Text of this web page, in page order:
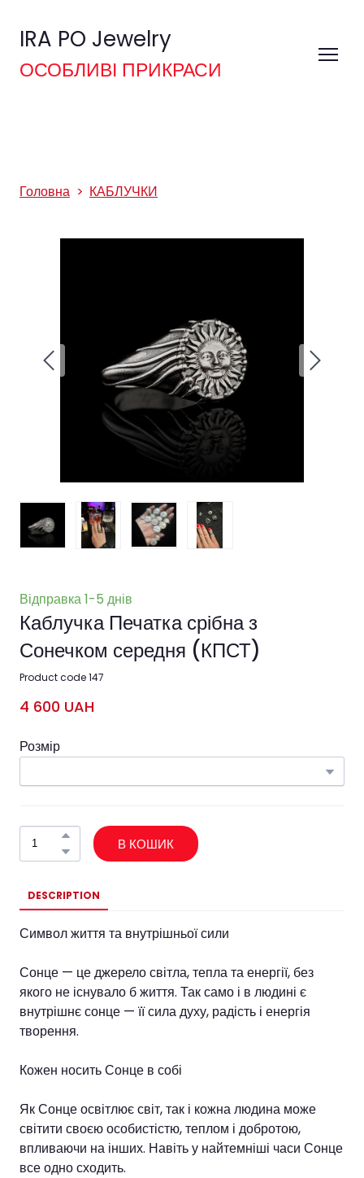
IRA PO Jewelry
ОСОБЛИВІ ПРИКРАСИ
Головна КАБЛУЧКИ
Відправка 1-5 днів
Каблучка Печатка срібна з
Сонечком середня (КПСТ)
Product code 147
4 600 UAH
Розмір
В КОШИК
DESCRIPTION
Символ життя та внутрішньої сили
Сонце — це джерело світла, тепла та енергії, без
якого не існувало б життя. Так само і в людині є
внутрішнє сонце — її сила духу, радість і енергія
творення.
Кожен носить Сонце в собі
Як Сонце освітлює світ, так і кожна людина може
світити своєю особистістю, теплом і добротою,
впливаючи на інших. Навіть у найтемніші часи Сонце
все одно сходить.